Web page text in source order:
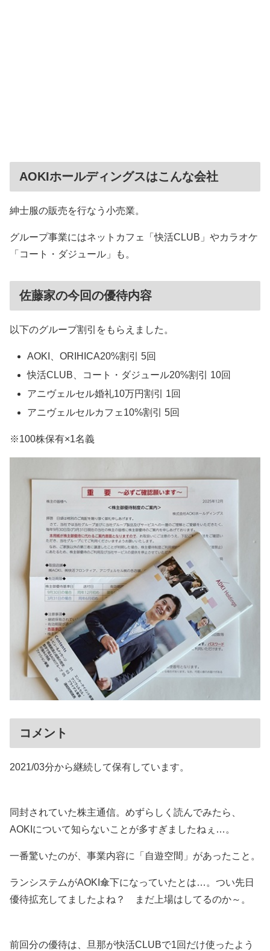
AOKIホールディングスはこんな会社
紳士服の販売を行なう小売業。
グループ事業にはネットカフェ「快活CLUB」やカラオケ
「コート・ダジュール」も。
佐藤家の今回の優待内容
以下のグループ割引をもらえました。
AOKI、ORIHICA20%割引 5回
快活CLUB、コート・ダジュール20%割引 10回
アニヴェルセル婚礼10万円割引 1回
アニヴェルセルカフェ10%割引 5回
※100株保有×1名義
コメント
2021/03分から継続して保有しています。
同封されていた株主通信。めずらしく読んでみたら、
AOKIについて知らないことが多すぎましたねぇ…。
一番驚いたのが、事業内容に「自遊空間」があったこと。
ランシステムがAOKI傘下になっていたとは…。つい先日
優待拡充してましたよね？ まだ上場はしてるのか～。
前回分の優待は、旦那が快活CLUBで1回だけ使ったよう